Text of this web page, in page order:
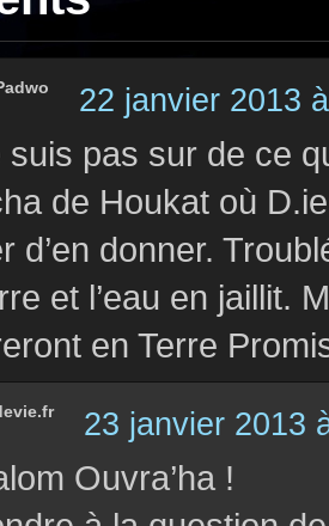
22 janvier 2013
suis pas sur de ce
de Houkat où
d’en donner.
et l’eau en jaillit.
en Terre
23 janvier 2013
Ouvra’ha !